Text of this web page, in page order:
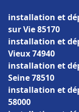
installation et
sur Vie 85170
installation et
Vieux 74940
installation et
Seine 78510
installation et
58000